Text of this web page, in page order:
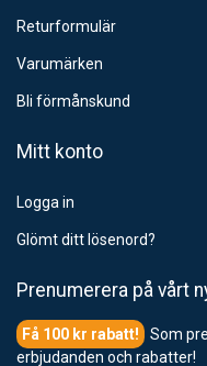
Returformulär
Varumärken
Bli förmånskund
Mitt konto
Logga in
Glömt ditt lösenord?
Prenumerera på vårt
Som
erbjudanden och rabatter!